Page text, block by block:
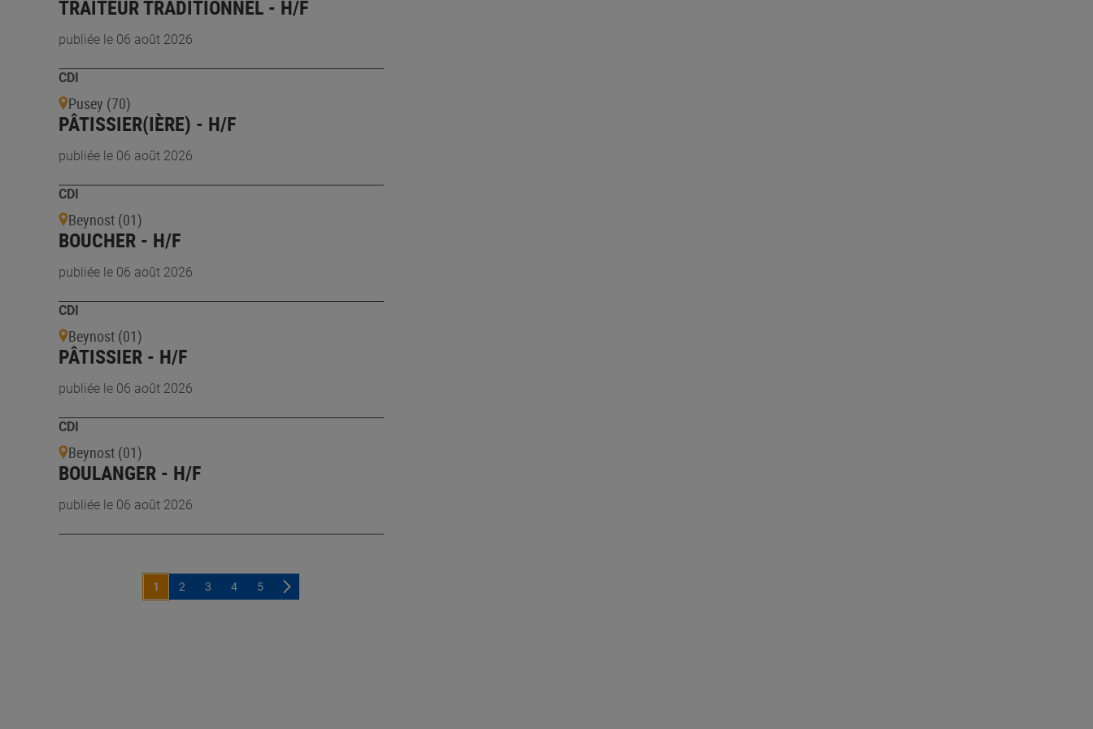
TRAITEUR TRADITIONNEL - H/F
publiée le 06 août 2026
CDI
Pusey (70)
PÂTISSIER(IÈRE) - H/F
publiée le 06 août 2026
CDI
Beynost (01)
BOUCHER - H/F
publiée le 06 août 2026
CDI
Beynost (01)
PÂTISSIER - H/F
publiée le 06 août 2026
CDI
Beynost (01)
BOULANGER - H/F
publiée le 06 août 2026
1 2 3 4 5